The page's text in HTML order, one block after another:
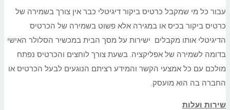
עבור כל מי שמקבל כרטיס ביקור דיגיטלי כבר אין צורך בשמירה של
כרטיס ביקור בכיס או במגירה אלא פשוט בשמירה של הכרטיס
הדיגיטלי אותו מקבלים ישירות על מסך הבית במכשיר הסלולר האישי
בדומה לשמירה של אפליקציה. בשעת צורך לוחצים והכרטיס נפתח
מולכם עם כל אמצעי הקשר והמידע רציתם הנוגעים לבעל הכרטיס או
החברה בה הוא מועסק.
שירות ועלות